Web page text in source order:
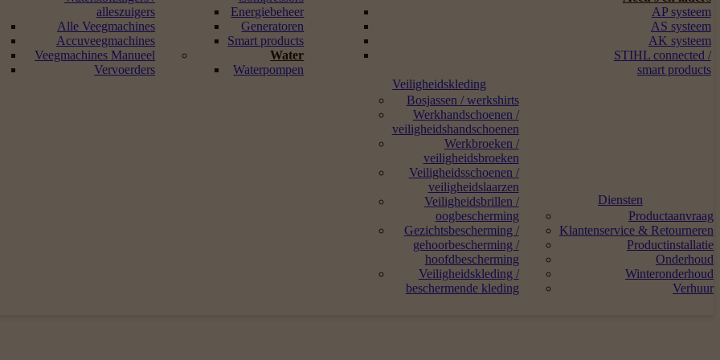
alleszuigers
Alle Veegmachines
Accuveegmachines
Veegmachines Manueel
Vervoerders
Energiebeheer
Generatoren
Smart products
Water
Waterpompen
AP systeem
AS systeem
AK systeem
STIHL connected /
smart products
Veiligheidskleding
Bosjassen / werkshirts
Werkhandschoenen /
veiligheidshandschoenen
Werkbroeken /
veiligheidsbroeken
Veiligheidsschoenen /
veiligheidslaarzen
Veiligheidsbrillen /
oogbescherming
Gezichtsbescherming /
gehoorbescherming /
hoofdbescherming
Veiligheidskleding /
beschermende kleding
Diensten
Productaanvraag
Klantenservice & Retourneren
Productinstallatie
Onderhoud
Winteronderhoud
Verhuur